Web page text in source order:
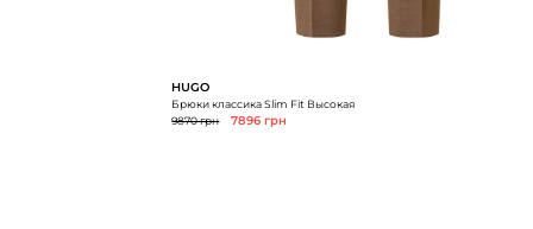
HUGO
Брюки классика Slim Fit Высокая
9870 грн
7896 грн